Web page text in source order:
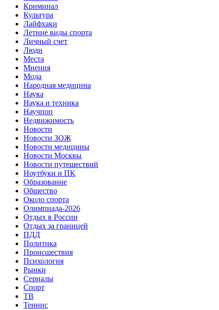
Криминал
Культура
Лайфхаки
Летние виды спорта
Личный счет
Люди
Места
Мнения
Мода
Народная медицина
Наука
Наука и техника
Научпоп
Недвижимость
Новости
Новости ЗОЖ
Новости медицины
Новости Москвы
Новости путешествий
Ноутбуки и ПК
Образование
Общество
Около спорта
Олимпиада-2026
Отдых в России
Отдых за границей
ПДД
Политика
Происшествия
Психология
Рынки
Сериалы
Спорт
ТВ
Теннис